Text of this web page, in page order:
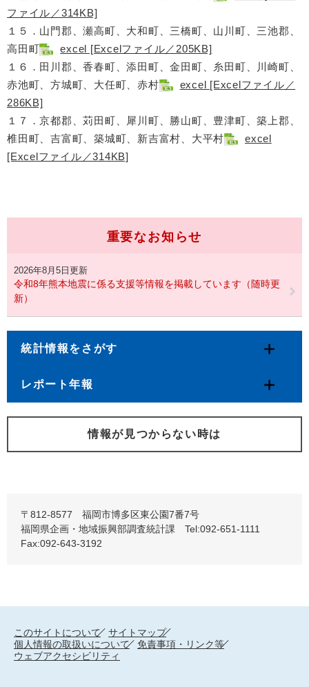
ファイル／314KB]
１５．山門郡、瀬高町、大和町、三橋町、山川町、三池郡、
高田町
excel [Excelファイル／205KB]
１６．田川郡、香春町、添田町、金田町、糸田町、川崎町、
赤池町、方城町、大任町、赤村
excel [Excelファイル／
286KB]
１７．京都郡、苅田町、犀川町、勝山町、豊津町、築上郡、
椎田町、吉富町、築城町、新吉富村、大平村
excel
[Excelファイル／314KB]
重要なお知らせ
2026年8月5日更新
令和8年熊本地震に係る支援等情報を掲載しています（随時更
新）
統計情報をさがす
レポート年報
情報が見つからない時は
〒812-8577 福岡市博多区東公園7番7号
福岡県企画・地域振興部調査統計課 Tel:092-651-1111
Fax:092-643-3192
このサイトについて
サイトマップ
個人情報の取扱いについて
免責事項・リンク等
ウェブアクセシビリティ